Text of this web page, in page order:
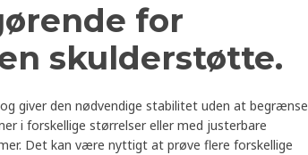
for
skulderstøtte.
giver den nødvendige stabilitet uden at begrænse
i forskellige størrelser eller med justerbare
Det kan være nyttigt at prøve flere forskellige